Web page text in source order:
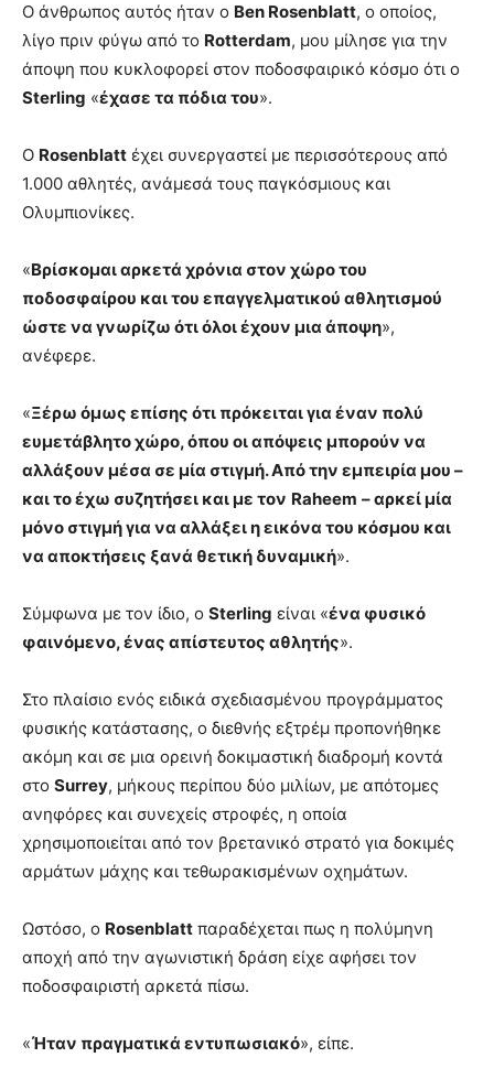
Ο άνθρωπος αυτός ήταν ο Ben Rosenblatt, ο οποίος,
λίγο πριν φύγω από το Rotterdam, μου μίλησε για την
άποψη που κυκλοφορεί στον ποδοσφαιρικό κόσμο ότι ο
Sterling «έχασε τα πόδια του».
Ο Rosenblatt έχει συνεργαστεί με περισσότερους από
1.000 αθλητές, ανάμεσά τους παγκόσμιους και
Ολυμπιονίκες.
«Βρίσκομαι αρκετά χρόνια στον χώρο του
ποδοσφαίρου και του επαγγελματικού αθλητισμού
ώστε να γνωρίζω ότι όλοι έχουν μια άποψη»,
ανέφερε.
«Ξέρω όμως επίσης ότι πρόκειται για έναν πολύ
ευμετάβλητο χώρο, όπου οι απόψεις μπορούν να
αλλάξουν μέσα σε μία στιγμή. Από την εμπειρία μου –
και το έχω συζητήσει και με τον Raheem – αρκεί μία
μόνο στιγμή για να αλλάξει η εικόνα του κόσμου και
να αποκτήσεις ξανά θετική δυναμική».
Σύμφωνα με τον ίδιο, ο Sterling είναι «ένα φυσικό
φαινόμενο, ένας απίστευτος αθλητής».
Στο πλαίσιο ενός ειδικά σχεδιασμένου προγράμματος
φυσικής κατάστασης, ο διεθνής εξτρέμ προπονήθηκε
ακόμη και σε μια ορεινή δοκιμαστική διαδρομή κοντά
στο Surrey, μήκους περίπου δύο μιλίων, με απότομες
ανηφόρες και συνεχείς στροφές, η οποία
χρησιμοποιείται από τον βρετανικό στρατό για δοκιμές
αρμάτων μάχης και τεθωρακισμένων οχημάτων.
Ωστόσο, ο Rosenblatt παραδέχεται πως η πολύμηνη
αποχή από την αγωνιστική δράση είχε αφήσει τον
ποδοσφαιριστή αρκετά πίσω.
«Ήταν πραγματικά εντυπωσιακό», είπε.